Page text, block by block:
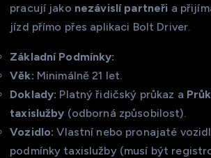
pracují jako nezávislí partneři a
jízd přímo přes aplikaci Bolt Driver.
Základní Podmínky:
Věk: Minimálně 21 let.
Doklady: Platný řidičský průkaz a
taxislužby (odborná způsobilost).
Vozidlo: Vlastní nebo pronajaté
podmínky taxislužby (musí být